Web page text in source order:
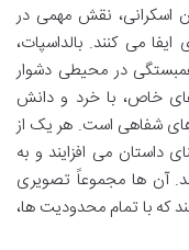
اسکرانی، نقش مهمی در
می کنند. بالداسپات،
در محیطی دشوار
خاص، با خرد و دانش
های شفاهی است. هر یک از
می افزایند و به
آن ها مجموعاً تصویری
که با تمام محدودیت ها،